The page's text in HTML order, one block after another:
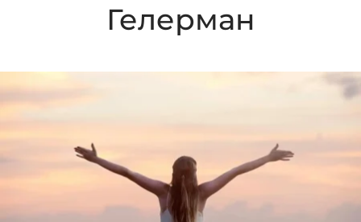
Гелерман